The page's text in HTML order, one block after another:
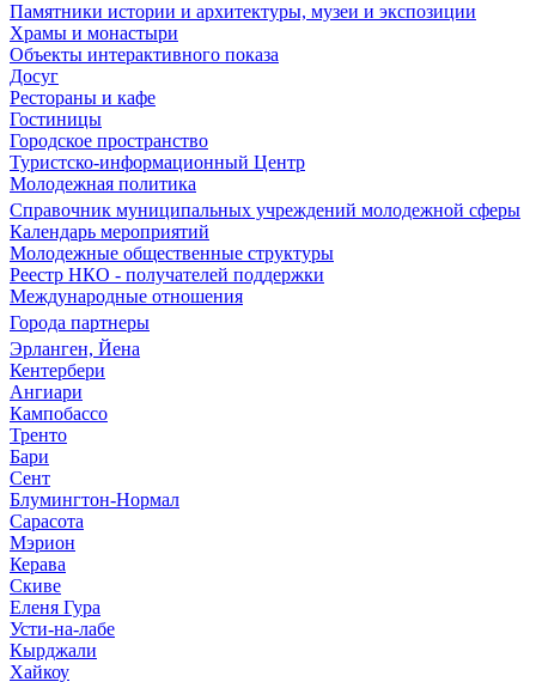
Памятники истории и архитектуры, музеи и экспозиции
Храмы и монастыри
Объекты интерактивного показа
Досуг
Рестораны и кафе
Гостиницы
Городское пространство
Туристско-информационный Центр
Молодежная политика
Справочник муниципальных учреждений молодежной сферы
Календарь мероприятий
Молодежные общественные структуры
Реестр НКО - получателей поддержки
Международные отношения
Города партнеры
Эрланген, Йена
Кентербери
Ангиари
Кампобассо
Тренто
Бари
Сент
Блумингтон-Нормал
Сарасота
Мэрион
Керава
Скиве
Еленя Гура
Усти-на-лабе
Кырджали
Хайкоу